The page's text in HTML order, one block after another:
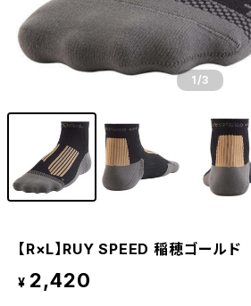
1 /3
【R×L】RUY SPEED 稲穂ゴールド
¥ 2,420